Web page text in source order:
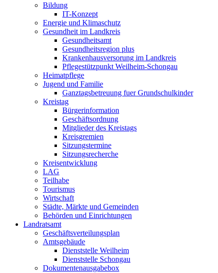
Bildung
IT-Konzept
Energie und Klimaschutz
Gesundheit im Landkreis
Gesundheitsamt
Gesundheitsregion plus
Krankenhausversorung im Landkreis
Pflegestützpunkt Weilheim-Schongau
Heimatpflege
Jugend und Familie
Ganztagsbetreuung fuer Grundschulkinder
Kreistag
Bürgerinformation
Geschäftsordnung
Mitglieder des Kreistags
Kreisgremien
Sitzungstermine
Sitzungsrecherche
Kreisentwicklung
LAG
Teilhabe
Tourismus
Wirtschaft
Städte, Märkte und Gemeinden
Behörden und Einrichtungen
Landratsamt
Geschäftsverteilungsplan
Amtsgebäude
Dienststelle Weilheim
Dienststelle Schongau
Dokumentenausgabebox